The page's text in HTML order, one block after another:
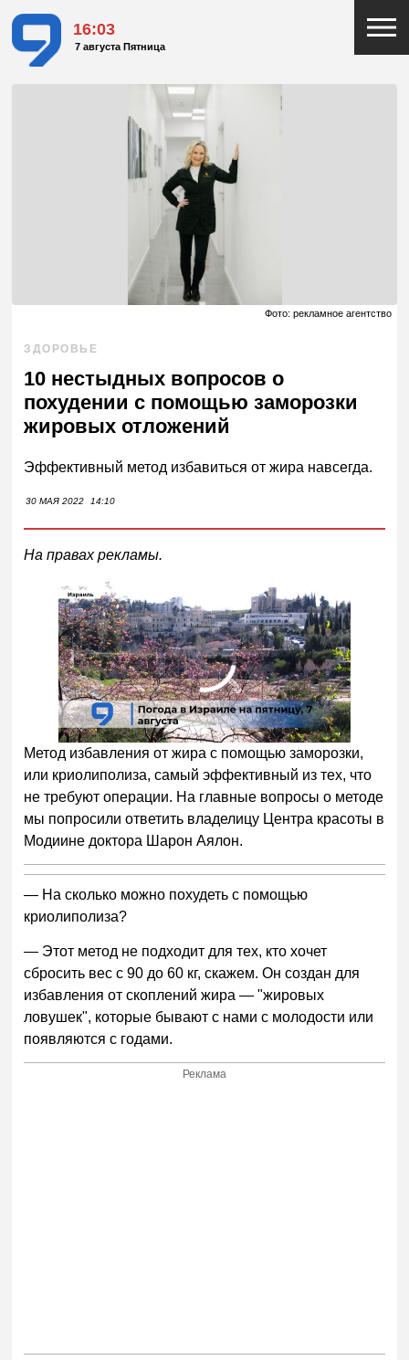
16:03
7 августа Пятница
Фото: рекламное агентство
ЗДОРОВЬЕ
10 нестыдных вопросов о
похудении с помощью заморозки
жировых отложений
Эффективный метод избавиться от жира навсегда.
30 МАЯ 2022 14:10
На правах рекламы.
00:00/01:00
Метод избавления от жира с помощью заморозки,
или криолиполиза, самый эффективный из тех, что
не требуют операции. На главные вопросы о методе
мы попросили ответить владелицу Центра красоты в
Модиине доктора Шарон Аялон.
— На сколько можно похудеть с помощью
криолиполиза?
— Этот метод не подходит для тех, кто хочет
сбросить вес с 90 до 60 кг, скажем. Он создан для
избавления от скоплений жира — "жировых
ловушек", которые бывают с нами с молодости или
появляются с годами.
Реклама